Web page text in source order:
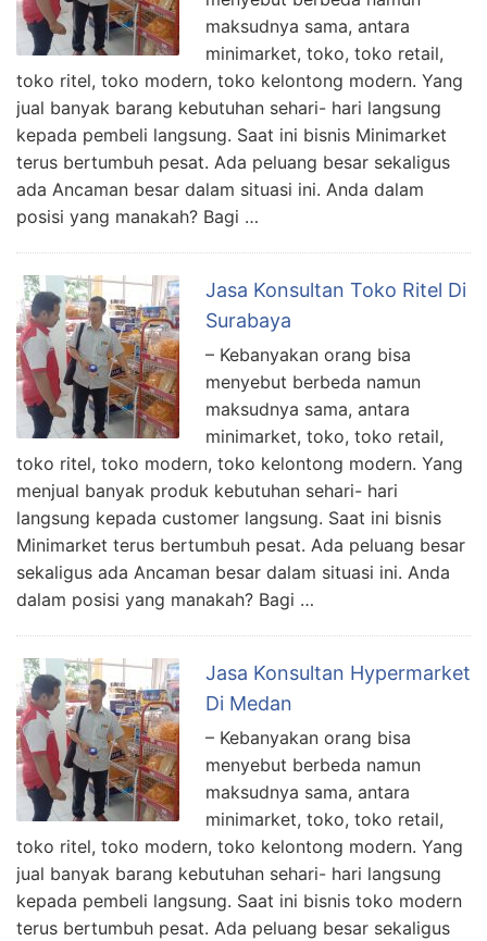
maksudnya sama, antara
minimarket, toko, toko retail,
toko ritel, toko modern, toko kelontong modern. Yang
jual banyak barang kebutuhan sehari- hari langsung
kepada pembeli langsung. Saat ini bisnis Minimarket
terus bertumbuh pesat. Ada peluang besar sekaligus
ada Ancaman besar dalam situasi ini. Anda dalam
posisi yang manakah? Bagi …
Jasa Konsultan Toko Ritel Di
Surabaya
– Kebanyakan orang bisa
menyebut berbeda namun
maksudnya sama, antara
minimarket, toko, toko retail,
toko ritel, toko modern, toko kelontong modern. Yang
menjual banyak produk kebutuhan sehari- hari
langsung kepada customer langsung. Saat ini bisnis
Minimarket terus bertumbuh pesat. Ada peluang besar
sekaligus ada Ancaman besar dalam situasi ini. Anda
dalam posisi yang manakah? Bagi …
Jasa Konsultan Hypermarket
Di Medan
– Kebanyakan orang bisa
menyebut berbeda namun
maksudnya sama, antara
minimarket, toko, toko retail,
toko ritel, toko modern, toko kelontong modern. Yang
jual banyak barang kebutuhan sehari- hari langsung
kepada pembeli langsung. Saat ini bisnis toko modern
terus bertumbuh pesat. Ada peluang besar sekaligus